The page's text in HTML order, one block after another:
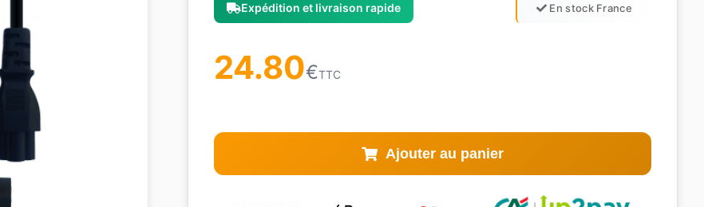
Expédition et livraison rapide En stock France
24.80€TTC
Ajouter au panier